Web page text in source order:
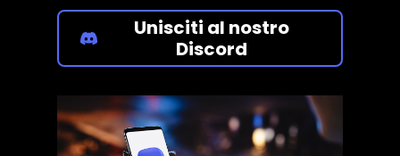
Unisciti al nostro
Discord